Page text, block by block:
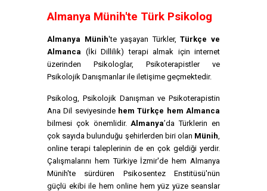
Almanya Münih'te Türk Psikolog
Almanya Münih'te yaşayan Türkler,Türkçe ve
Almanca (İki Dillilik) terapi almak için internet
üzerinden Psikologlar, Psikoterapistler ve
Psikolojik Danışmanlar ile iletişime geçmektedir.
Psikolog, Psikolojik Danışman ve Psikoterapistin
Ana Dil seviyesinde hem Türkçe hem Almanca
bilmesi çok önemlidir.Almanya’da Türklerin en
çok sayıda bulunduğu şehirlerden biri olan Münih,
online terapi taleplerinin de en çok geldiği yerdir.
Çalışmalarını hem Türkiye İzmir'de hem Almanya
Münih'te sürdüren Psikosentez Enstitüsü'nün
güçlü ekibi ile hem online hem yüz yüze seanslar